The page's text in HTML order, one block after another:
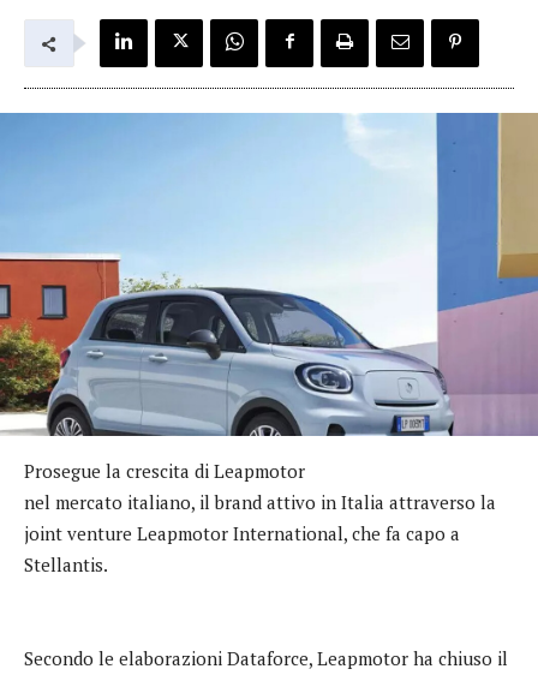
Prosegue la crescita di Leapmotor
nel mercato italiano, il brand attivo in Italia attraverso la
joint venture Leapmotor International, che fa capo a
Stellantis.
Secondo le elaborazioni Dataforce, Leapmotor ha chiuso il